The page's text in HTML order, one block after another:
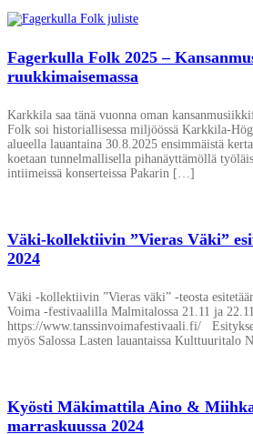
Fagerkulla Folk 2025 –
ruukkimaisemassa
Karkkila saa tänä vuonna oman
Folk soi historiallisessa miljöössä Karkkila-
alueella lauantaina 30.8.2025 ensimmäistä
koetaan tunnelmallisella pihanäyttämöllä
intiimeissä konserteissa Pakarin […]
Väki-kollektiivin ”Vieras Väki”
2024
Väki -kollektiivin ”Vieras väki” -teosta
Voima -festivaalilla Malmitalossa 21.11 ja
https://www.tanssinvoimafestivaali.fi/
myös Salossa Lasten lauantaissa Kulttuuritalo
Kyösti Mäkimattila Aino &
marraskuussa 2024